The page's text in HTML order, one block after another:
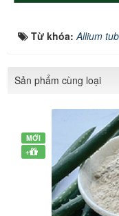
Từ khóa:Allium
Sản phẩm cùng loại
MỚI
+